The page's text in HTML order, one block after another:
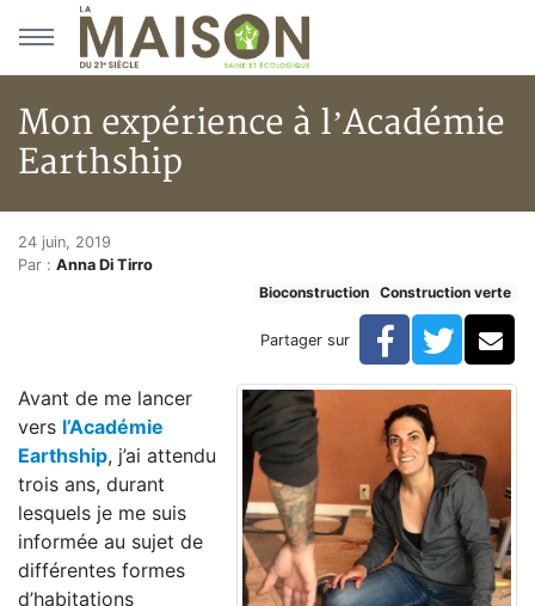
Aller au menu principal
Aller au contenu principal
Mon expérience à l’Académie
Earthship
Accueil
Articles
Mon expérience à l’Académie Earthship
Mon expérience à l’Académie
24 juin, 2019
Par : Anna Di Tirro
Bioconstruction
Construction verte
Partager sur Facebook
Avant de me lancer
vers l’Académie
Earthship, j’ai attendu
trois ans, durant
lesquels je me suis
informée au sujet de
différentes formes
d’habitations